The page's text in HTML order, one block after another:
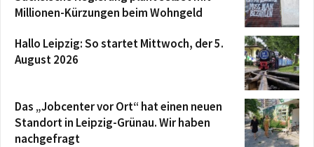
Millionen-Kürzungen beim Wohngeld
Hallo Leipzig: So startet Mittwoch, der 5.
August 2026
Das „Jobcenter vor Ort“ hat einen neuen
Standort in Leipzig-Grünau. Wir haben
nachgefragt